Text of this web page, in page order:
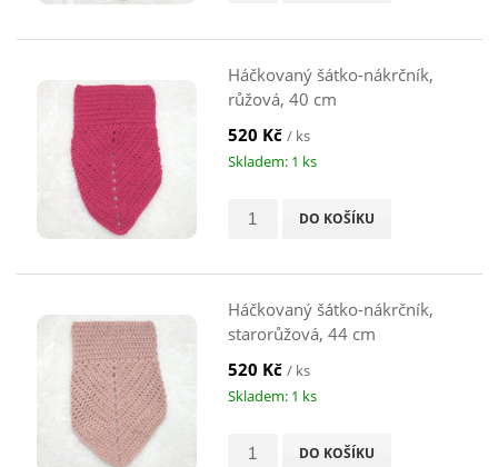
Háčkovaný šátko-nákrčník,
růžová, 40 cm
520 Kč / ks
Skladem: 1 ks
DO KOŠÍKU
Háčkovaný šátko-nákrčník,
starorůžová, 44 cm
520 Kč / ks
Skladem: 1 ks
DO KOŠÍKU